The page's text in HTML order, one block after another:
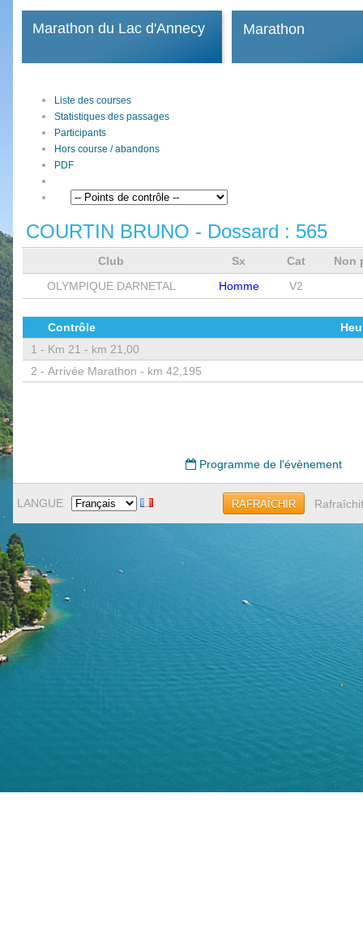
Marathon du Lac d'Annecy Marathon
Liste des courses
Statistiques des passages
Participants
Hors course / abandons
PDF
COURTIN BRUNO - Dossard : 565
Club Sx Cat
Non
OLYMPIQUE DARNETAL
Homme V2
Contrôle
1 - Km 21 - km 21,00
2 - Arrivée Marathon - km 42,195
Programme de l'évènement
LANGUE RAFRAÎCHIR